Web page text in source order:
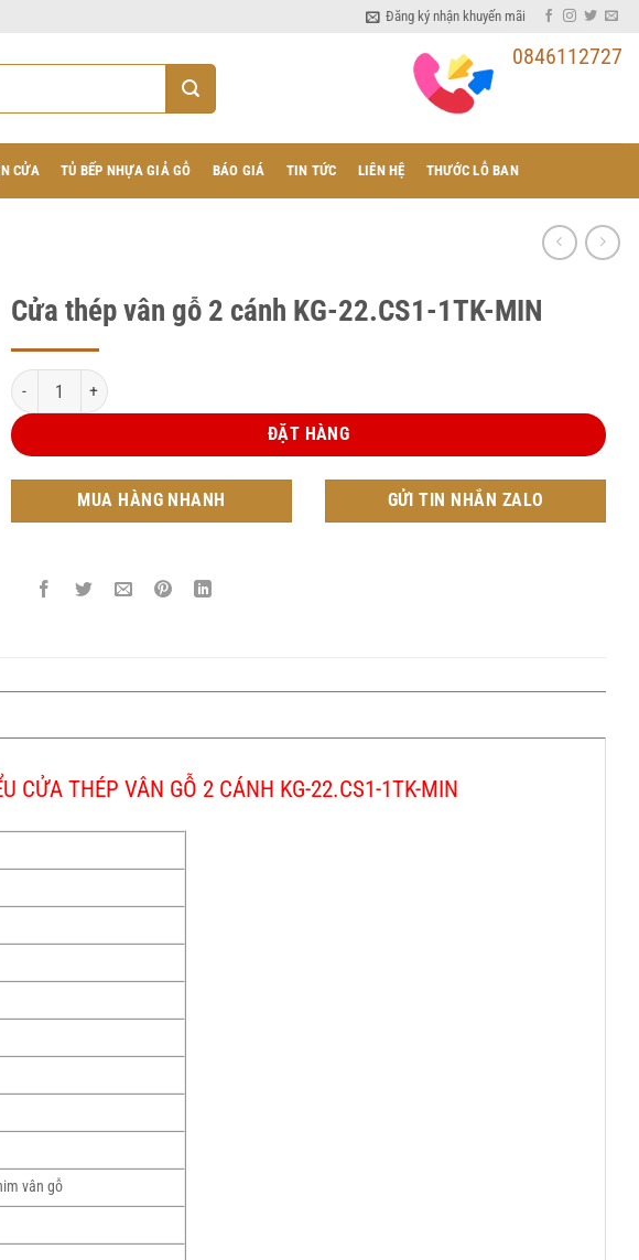
Đăng ký nhận khuyến mãi
0846112727
CỬA TỦ BẾP NHỰA GIẢ GỖ BÁO GIÁ TIN TỨC LIÊN HỆ THƯỚC LỖ BAN
Cửa thép vân gỗ 2 cánh KG-22.CS1-1TK-MIN
Cửa thép vân gỗ 2 cánh KG-22.CS1-1TK-MIN số lượng
ĐẶT HÀNG
MUA HÀNG NHANH GỬI TIN NHẮN ZALO
CỬA THÉP VÂN GỖ 2 CÁNH KG-22.CS1-1TK-MIN
vân gỗ